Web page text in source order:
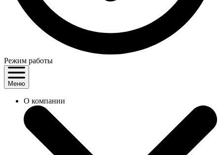
Режим работы
Меню
О компании